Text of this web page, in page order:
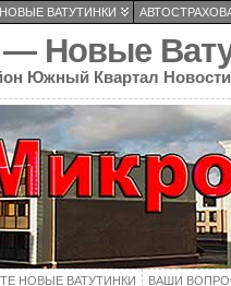
ВАТУТИНКИ
Новые
Южный Квартал
НОВЫЕ ВАТУТИНКИ ВАШИ